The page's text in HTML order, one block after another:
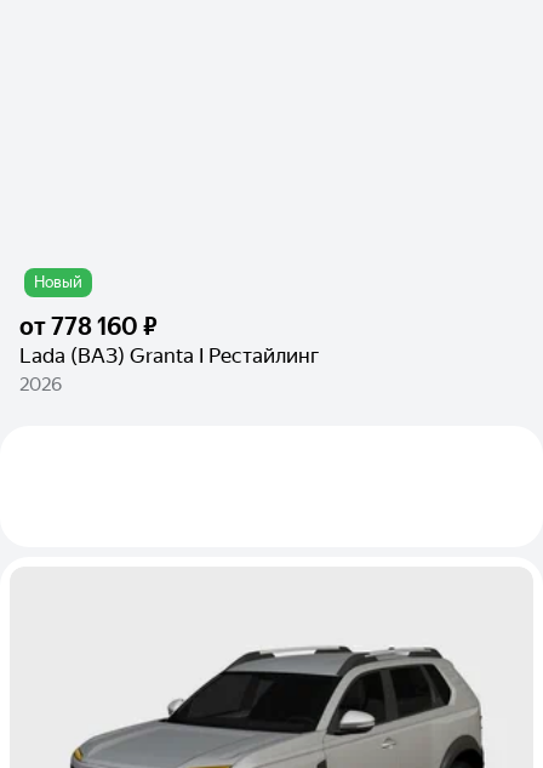
Новый
от778 160 ₽
Lada (ВАЗ) Granta I Рестайлинг
2026